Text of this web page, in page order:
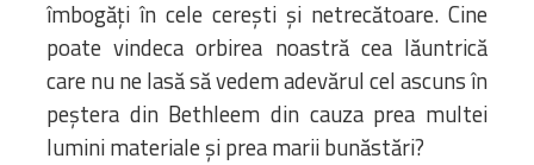
îmbogăți în cele cerești și netrecătoare. Cine
poate vindeca orbirea noastră cea lăuntrică
care nu ne lasă să vedem adevărul cel ascuns în
peștera din Bethleem din cauza prea multei
lumini materiale și prea marii bunăstări?